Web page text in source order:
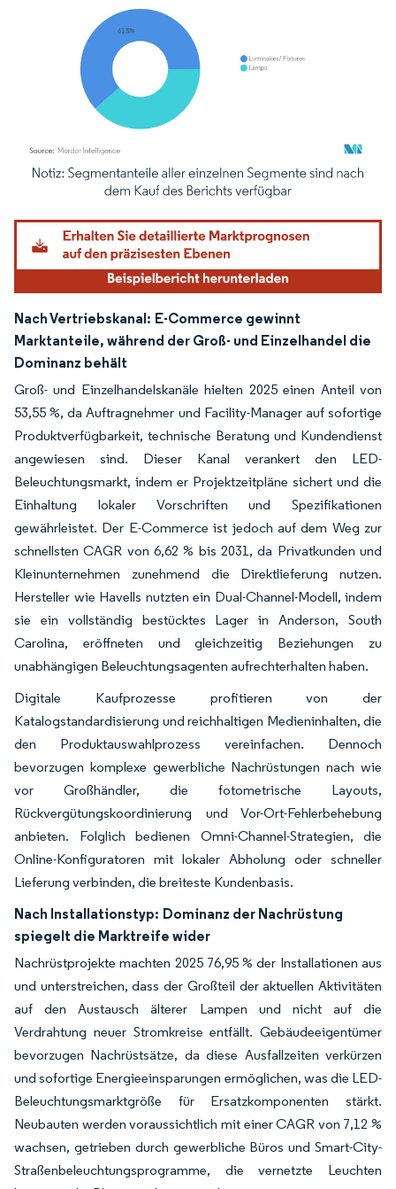
Bild © Mordor Intelligence. Wiederverwendung erfordert Namensnennung
Nach Vertriebskanal: E-Commerce gewinnt
Marktanteile, während der Groß- und Einzelhandel die
Dominanz behält
Groß- und Einzelhandelskanäle hielten 2025 einen Anteil von
53,55 %, da Auftragnehmer und Facility-Manager auf sofortige
Produktverfügbarkeit, technische Beratung und Kundendienst
angewiesen sind. Dieser Kanal verankert den LED-
Beleuchtungsmarkt, indem er Projektzeitpläne sichert und die
Einhaltung lokaler Vorschriften und Spezifikationen
gewährleistet. Der E-Commerce ist jedoch auf dem Weg zur
schnellsten CAGR von 6,62 % bis 2031, da Privatkunden und
Kleinunternehmen zunehmend die Direktlieferung nutzen.
Hersteller wie Havells nutzten ein Dual-Channel-Modell, indem
sie ein vollständig bestücktes Lager in Anderson, South
Carolina, eröffneten und gleichzeitig Beziehungen zu
unabhängigen Beleuchtungsagenten aufrechterhalten haben.
Digitale Kaufprozesse profitieren von der
Katalogstandardisierung und reichhaltigen Medieninhalten, die
den Produktauswahlprozess vereinfachen. Dennoch
bevorzugen komplexe gewerbliche Nachrüstungen nach wie
vor Großhändler, die fotometrische Layouts,
Rückvergütungskoordinierung und Vor-Ort-Fehlerbehebung
anbieten. Folglich bedienen Omni-Channel-Strategien, die
Online-Konfiguratoren mit lokaler Abholung oder schneller
Lieferung verbinden, die breiteste Kundenbasis.
Nach Installationstyp: Dominanz der Nachrüstung
spiegelt die Marktreife wider
Nachrüstprojekte machten 2025 76,95 % der Installationen aus
und unterstreichen, dass der Großteil der aktuellen Aktivitäten
auf den Austausch älterer Lampen und nicht auf die
Verdrahtung neuer Stromkreise entfällt. Gebäudeeigentümer
bevorzugen Nachrüstsätze, da diese Ausfallzeiten verkürzen
und sofortige Energieeinsparungen ermöglichen, was die LED-
Beleuchtungsmarktgröße für Ersatzkomponenten stärkt.
Neubauten werden voraussichtlich mit einer CAGR von 7,12 %
wachsen, getrieben durch gewerbliche Büros und Smart-City-
Straßenbeleuchtungsprogramme, die vernetzte Leuchten